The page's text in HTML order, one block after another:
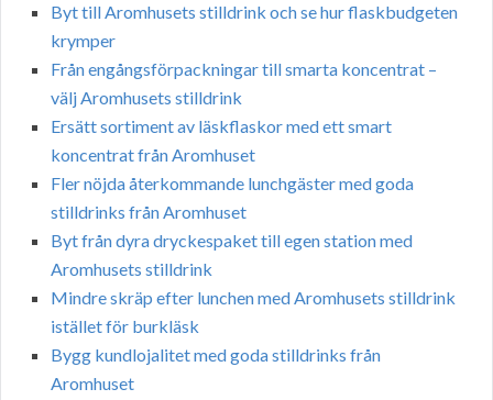
Byt till Aromhusets stilldrink och se hur flaskbudgeten
krymper
Från engångsförpackningar till smarta koncentrat –
välj Aromhusets stilldrink
Ersätt sortiment av läskflaskor med ett smart
koncentrat från Aromhuset
Fler nöjda återkommande lunchgäster med goda
stilldrinks från Aromhuset
Byt från dyra dryckespaket till egen station med
Aromhusets stilldrink
Mindre skräp efter lunchen med Aromhusets stilldrink
istället för burkläsk
Bygg kundlojalitet med goda stilldrinks från
Aromhuset